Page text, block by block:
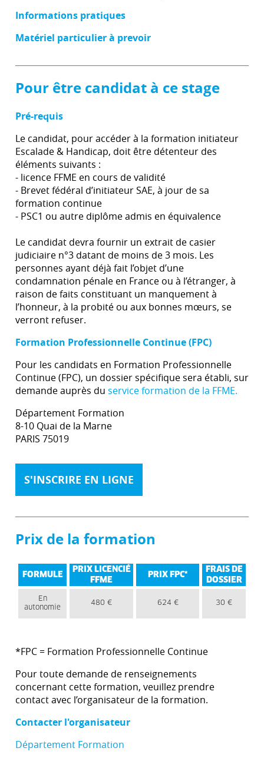
Informations pratiques
Matériel particulier à prevoir
Pour être candidat à ce stage
Pré-requis
Le candidat, pour accéder à la formation initiateur
Escalade & Handicap, doit être détenteur des
éléments suivants :
- licence FFME en cours de validité
- Brevet fédéral d’initiateur SAE, à jour de sa
formation continue
- PSC1 ou autre diplôme admis en équivalence
Le candidat devra fournir un extrait de casier
judiciaire n°3 datant de moins de 3 mois. Les
personnes ayant déjà fait l’objet d’une
condamnation pénale en France ou à l’étranger, à
raison de faits constituant un manquement à
l’honneur, à la probité ou aux bonnes mœurs, se
verront refuser.
Formation Professionnelle Continue (FPC)
Pour les candidats en Formation Professionnelle
Continue (FPC), un dossier spécifique sera établi, sur
demande auprès du service formation de la FFME.
Département Formation
8-10 Quai de la Marne
PARIS 75019
S'INSCRIRE EN LIGNE
Prix de la formation
FORMULE
PRIX LICENCIÉ
FFME
PRIX FPC*
FRAIS DE
DOSSIER
En
autonomie
480 € 624 € 30 €
*FPC = Formation Professionnelle Continue
Pour toute demande de renseignements
concernant cette formation, veuillez prendre
contact avec l’organisateur de la formation.
Contacter l'organisateur
Département Formation